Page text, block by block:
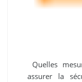
Quelles
assurer la